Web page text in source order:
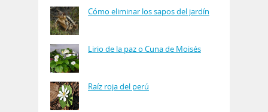
Cómo eliminar los sapos del jardín
Lirio de la paz o Cuna de Moisés
Raíz roja del perú